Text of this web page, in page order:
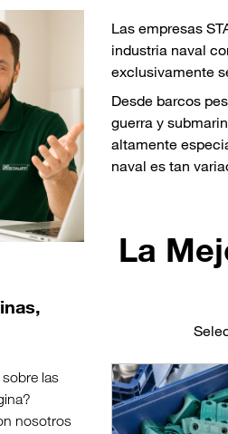
las
nosotros
Las empresas
industria naval
exclusivamente
Desde barcos
guerra y
altamente
naval es tan
La